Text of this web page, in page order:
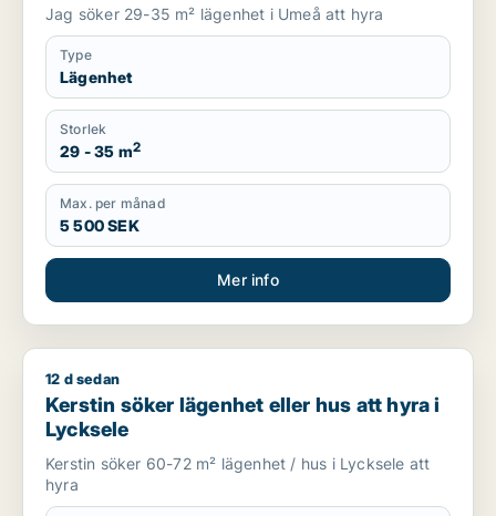
Jag söker 29-35 m² lägenhet i Umeå att hyra
Type
Lägenhet
Storlek
29 - 35 m2
Max. per månad
5 500 SEK
Mer info
Kerstin söker lägenhet eller hus att hyra i Lycksele
12 d sedan
Kerstin söker lägenhet eller hus att hyra i
Lycksele
Kerstin söker 60-72 m² lägenhet / hus i Lycksele att
hyra